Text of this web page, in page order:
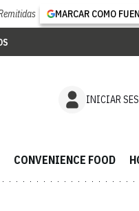
MARCAR COMO
INICIAR
CONVENIENCE FOOD